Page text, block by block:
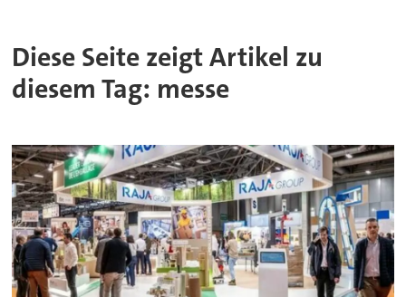
Diese Seite zeigt Artikel zu
diesem Tag: messe